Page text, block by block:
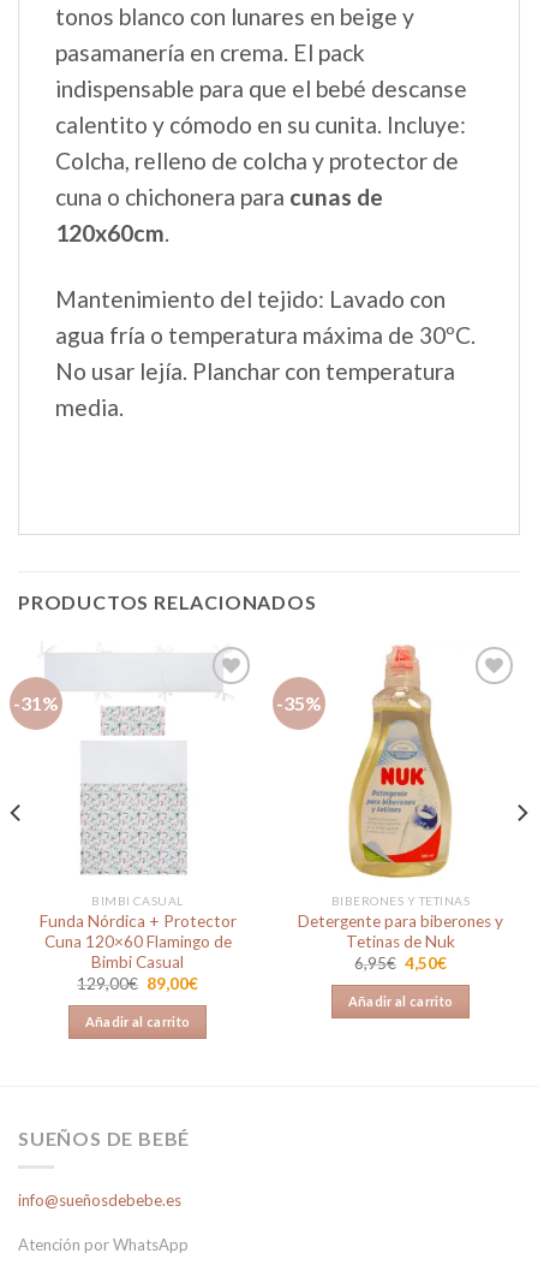
tonos blanco con lunares en beige y
pasamanería en crema. El pack
indispensable para que el bebé descanse
calentito y cómodo en su cunita. Incluye:
Colcha, relleno de colcha y protector de
cuna o chichonera para cunas de
120x60cm.
Mantenimiento del tejido: Lavado con
agua fría o temperatura máxima de 30ºC.
No usar lejía. Planchar con temperatura
media.
PRODUCTOS RELACIONADOS
-31%
BIMBI CASUAL
Funda Nórdica + Protector
Cuna 120×60 Flamingo de
Bimbi Casual
129,00€ El
precio
original
era:
129,00€.
89,00€El
89,00€.
Añadir al carrito
-35%
BIBERONES Y TETINAS
Detergente para biberones y
Tetinas de Nuk
6,95€ El
precio
original
era:
6,95€.
4,50€El
es:
4,50€.
Añadir al carrito
SUEÑOS DE BEBÉ
info@sueñosdebebe.es
Atención por WhatsApp